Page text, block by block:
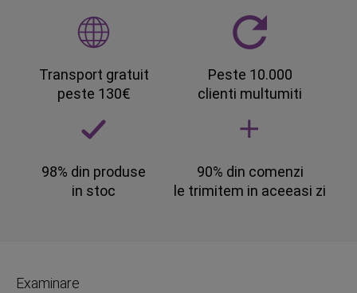
Transport gratuit
peste 130€
Peste 10.000
clienti multumiti
98% din produse
in stoc
90% din comenzi
le trimitem in aceeasi zi
Examinare